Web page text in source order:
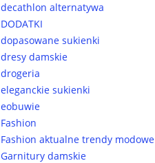
decathlon alternatywa
DODATKI
dopasowane sukienki
dresy damskie
drogeria
eleganckie sukienki
eobuwie
Fashion
Fashion aktualne trendy modowe
Garnitury damskie